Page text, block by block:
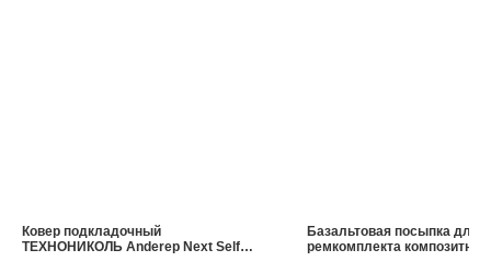
Ковер подкладочный
ТЕХНОНИКОЛЬ Anderep Next Self
Базальтовая посыпка для
ремкомплекта композитной